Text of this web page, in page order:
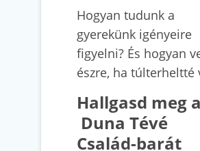
Hogyan tudunk a
gyerekünk igényeire
figyelni? És hogyan
észre, ha túlterheltté
Hallgasd meg a
Duna Tévé
Család-barát